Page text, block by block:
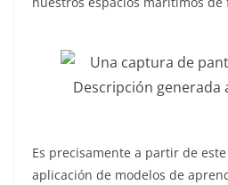
Es precisamente a partir de
aplicación de modelos de